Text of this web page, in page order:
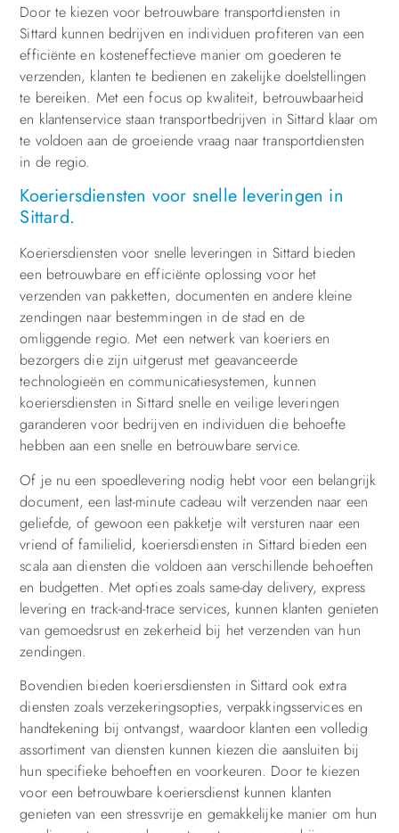
Door te kiezen voor betrouwbare transportdiensten in
Sittard kunnen bedrijven en individuen profiteren van een
efficiënte en kosteneffectieve manier om goederen te
verzenden, klanten te bedienen en zakelijke doelstellingen
te bereiken. Met een focus op kwaliteit, betrouwbaarheid
en klantenservice staan transportbedrijven in Sittard klaar om
te voldoen aan de groeiende vraag naar transportdiensten
in de regio.
Koeriersdiensten voor snelle leveringen in
Sittard.
Koeriersdiensten voor snelle leveringen in Sittard bieden
een betrouwbare en efficiënte oplossing voor het
verzenden van pakketten, documenten en andere kleine
zendingen naar bestemmingen in de stad en de
omliggende regio. Met een netwerk van koeriers en
bezorgers die zijn uitgerust met geavanceerde
technologieën en communicatiesystemen, kunnen
koeriersdiensten in Sittard snelle en veilige leveringen
garanderen voor bedrijven en individuen die behoefte
hebben aan een snelle en betrouwbare service.
Of je nu een spoedlevering nodig hebt voor een belangrijk
document, een last-minute cadeau wilt verzenden naar een
geliefde, of gewoon een pakketje wilt versturen naar een
vriend of familielid, koeriersdiensten in Sittard bieden een
scala aan diensten die voldoen aan verschillende behoeften
en budgetten. Met opties zoals same-day delivery, express
levering en track-and-trace services, kunnen klanten genieten
van gemoedsrust en zekerheid bij het verzenden van hun
zendingen.
Bovendien bieden koeriersdiensten in Sittard ook extra
diensten zoals verzekeringsopties, verpakkingsservices en
handtekening bij ontvangst, waardoor klanten een volledig
assortiment van diensten kunnen kiezen die aansluiten bij
hun specifieke behoeften en voorkeuren. Door te kiezen
voor een betrouwbare koeriersdienst kunnen klanten
genieten van een stressvrije en gemakkelijke manier om hun